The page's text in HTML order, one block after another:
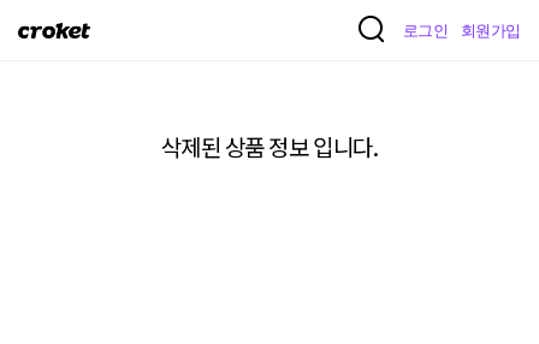
크
로그인 회원가입
삭제된 상품 정보 입니다.